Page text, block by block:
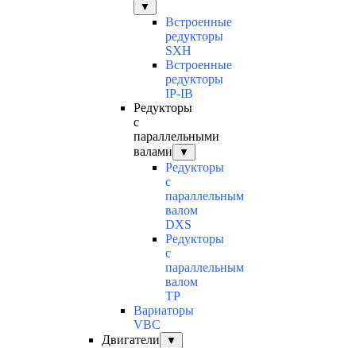
▼
Встроенные
редукторы
SXH
Встроенные
редукторы
IP-IB
Редукторы
с
параллельными
валами
▼
Редукторы
с
параллельным
валом
DXS
Редукторы
с
параллельным
валом
TP
Вариаторы
VBC
Двигатели
▼